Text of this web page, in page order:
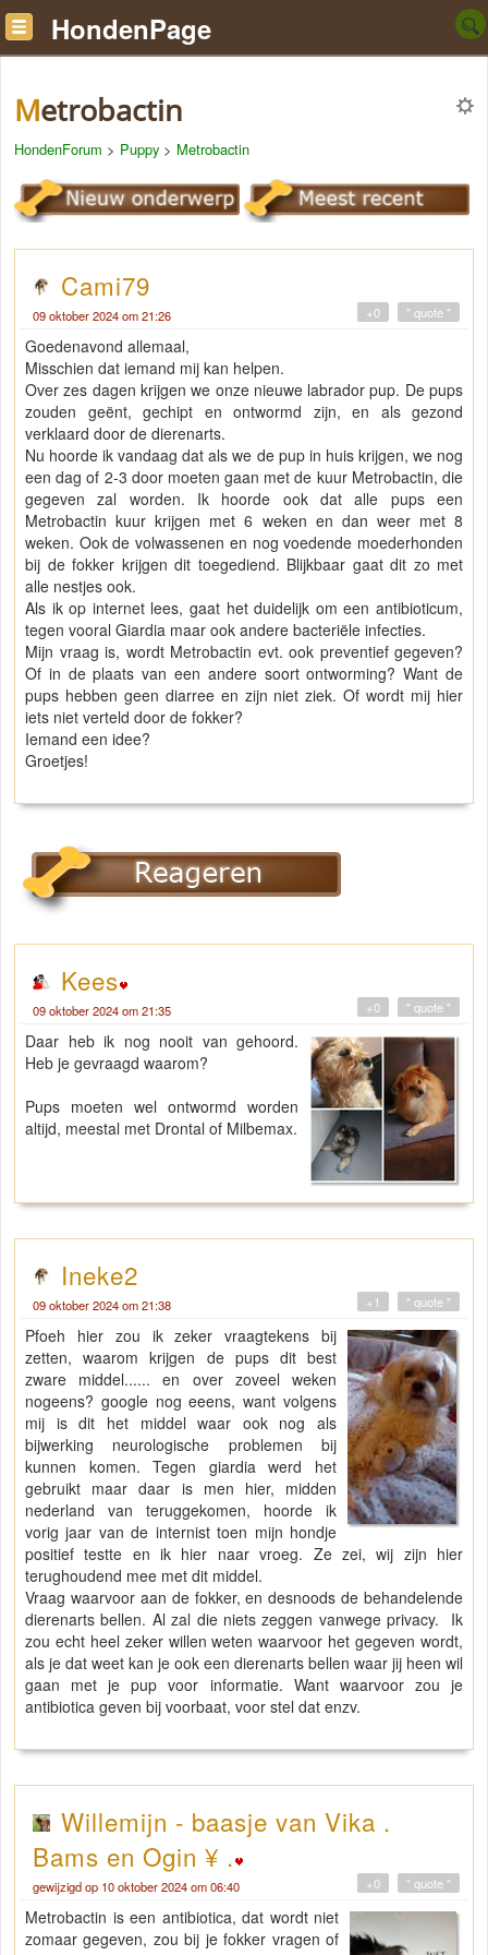
HondenPage
Metrobactin
HondenForum > Puppy > Metrobactin
Cami79
09 oktober 2024 om 21:26 " quote "
+0
Goedenavond allemaal,
Misschien dat iemand mij kan helpen.
Over zes dagen krijgen we onze nieuwe labrador pup. De pups
zouden geënt, gechipt en ontwormd zijn, en als gezond
verklaard door de dierenarts.
Nu hoorde ik vandaag dat als we de pup in huis krijgen, we nog
een dag of 2-3 door moeten gaan met de kuur Metrobactin, die
gegeven zal worden. Ik hoorde ook dat alle pups een
Metrobactin kuur krijgen met 6 weken en dan weer met 8
weken. Ook de volwassenen en nog voedende moederhonden
bij de fokker krijgen dit toegediend. Blijkbaar gaat dit zo met
alle nestjes ook.
Als ik op internet lees, gaat het duidelijk om een antibioticum,
tegen vooral Giardia maar ook andere bacteriële infecties.
Mijn vraag is, wordt Metrobactin evt. ook preventief gegeven?
Of in de plaats van een andere soort ontworming? Want de
pups hebben geen diarree en zijn niet ziek. Of wordt mij hier
iets niet verteld door de fokker?
Iemand een idee?
Groetjes!
Kees
09 oktober 2024 om 21:35 " quote "
+0
Daar heb ik nog nooit van gehoord.
Heb je gevraagd waarom?
Pups moeten wel ontwormd worden
altijd, meestal met Drontal of Milbemax.
Ineke2
09 oktober 2024 om 21:38 " quote "
+1
Pfoeh hier zou ik zeker vraagtekens bij
zetten, waarom krijgen de pups dit best
zware middel...... en over zoveel weken
nogeens? google nog eeens, want volgens
mij is dit het middel waar ook nog als
bijwerking neurologische problemen bij
kunnen komen. Tegen giardia werd het
gebruikt maar daar is men hier, midden
nederland van teruggekomen, hoorde ik
vorig jaar van de internist toen mijn hondje
positief testte en ik hier naar vroeg. Ze zei, wij zijn hier
terughoudend mee met dit middel.
Vraag waarvoor aan de fokker, en desnoods de behandelende
dierenarts bellen. Al zal die niets zeggen vanwege privacy. Ik
zou echt heel zeker willen weten waarvoor het gegeven wordt,
als je dat weet kan je ook een dierenarts bellen waar jij heen wil
gaan met je pup voor informatie. Want waarvoor zou je
antibiotica geven bij voorbaat, voor stel dat enzv.
Willemijn - baasje van Vika .
Bams en Ogin ¥ .
gewijzigd op 10 oktober 2024 om 06:40 " quote "
+0
Metrobactin is een antibiotica, dat wordt niet
zomaar gegeven, zou bij je fokker vragen of